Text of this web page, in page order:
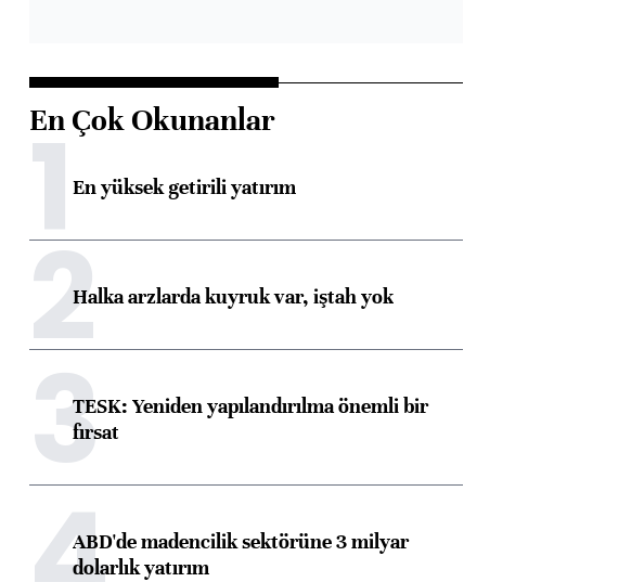
En Çok Okunanlar
1En yüksek getirili yatırım
2Halka arzlarda kuyruk var, iştah yok
3TESK: Yeniden yapılandırılma önemli bir
fırsat
ABD'de madencilik sektörüne 3 milyar
dolarlık yatırım